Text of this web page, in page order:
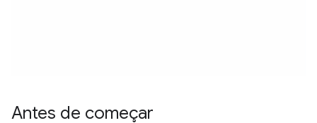
Antes de começar